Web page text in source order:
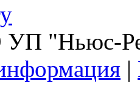
УП "Ньюс-
|